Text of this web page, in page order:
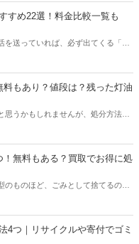
準備しましょう。
すめ22選！料金比較一覧も
送っていれば、必ず出てくる「不
得に処分をすることができますよ。
もあり？値段は？残った灯油
うかもしれませんが、処分方法は
も解説。ストーブと同時に処分して
事を読んであなたの家のストーブの
得な処分方法を見つけましょう。
無料もある？買取でお得に処
ものほど、ごみとして捨てるのは
店で引き取りはあるのか？なども解
ーカーや状態に合わせて、最もお
4つ｜リサイクルや寄付でゴミ